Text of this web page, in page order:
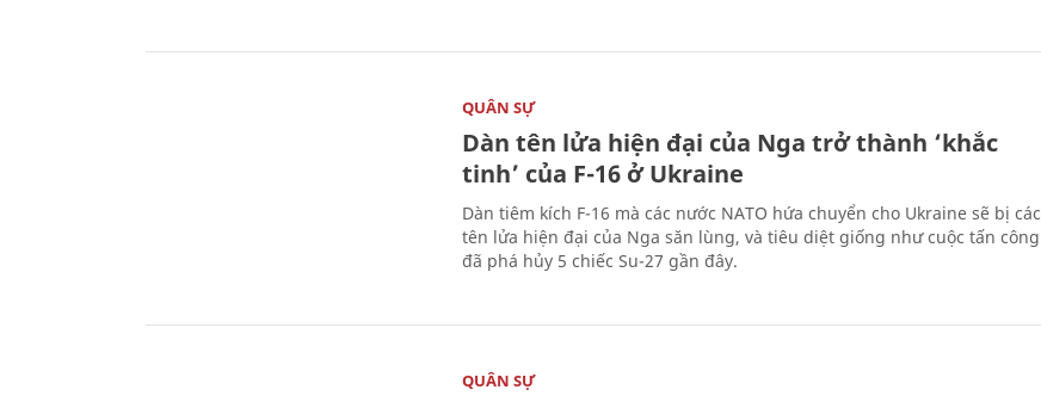
QUÂN SỰ
Dàn tên lửa hiện đại của Nga trở thành ‘khắc
tinh’ của F-16 ở Ukraine
Dàn tiêm kích F-16 mà các nước NATO hứa chuyển cho Ukraine sẽ bị các
tên lửa hiện đại của Nga săn lùng, và tiêu diệt giống như cuộc tấn công
đã phá hủy 5 chiếc Su-27 gần đây.
QUÂN SỰ